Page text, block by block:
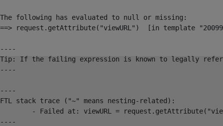
The following has evaluated to null or missing:
==> request.getAttribute("viewURL")  [in template
----
Tip: If the failing expression is known to legally refer to
----
----
FTL stack trace ("~" means nesting-related):
----